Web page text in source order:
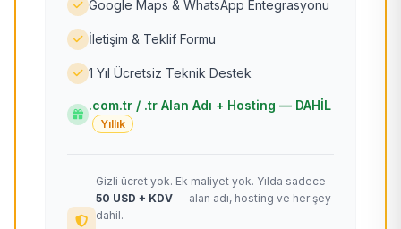
Google Maps & WhatsApp Entegrasyonu
İletişim & Teklif Formu
1 Yıl Ücretsiz Teknik Destek
.com.tr / .tr Alan Adı + Hosting — DAHİL
Yıllık
Gizli ücret yok. Ek maliyet yok. Yılda sadece
50 USD + KDV — alan adı, hosting ve her şey
dahil.